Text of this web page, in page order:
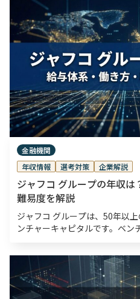
金融機関
年収情報
選考対策 企業解説
ジャフコ グループの年収
難易度を解説
ジャフコ グループは、50年以
ンチャーキャピタルです。ベン